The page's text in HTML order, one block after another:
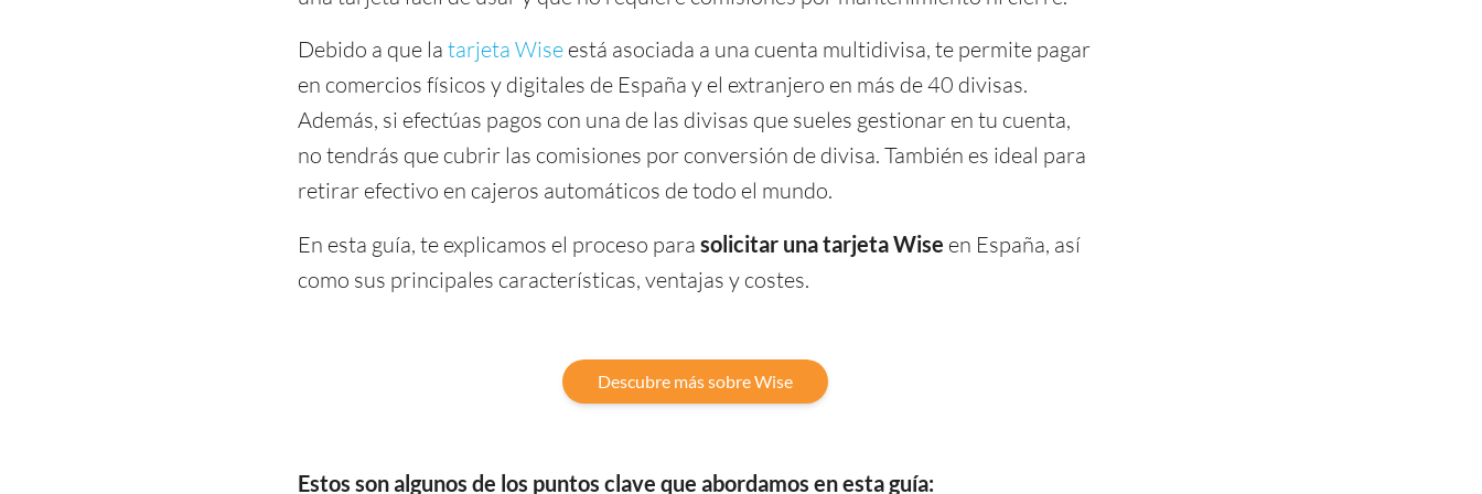
Debido a que la tarjeta Wise está asociada a una cuenta multidivisa, te permite pagar
en comercios físicos y digitales de España y el extranjero en más de 40 divisas.
Además, si efectúas pagos con una de las divisas que sueles gestionar en tu cuenta,
no tendrás que cubrir las comisiones por conversión de divisa. También es ideal para
retirar efectivo en cajeros automáticos de todo el mundo.
En esta guía, te explicamos el proceso para solicitar una tarjeta Wise en España, así
como sus principales características, ventajas y costes.
Descubre más sobre Wise
Estos son algunos de los puntos clave que abordamos en esta guía: